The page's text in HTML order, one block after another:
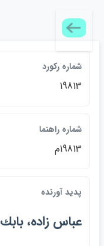
شماره رکورد
19813
شماره راهنما
19813م
پديد آورنده
عباس زاده، بابك